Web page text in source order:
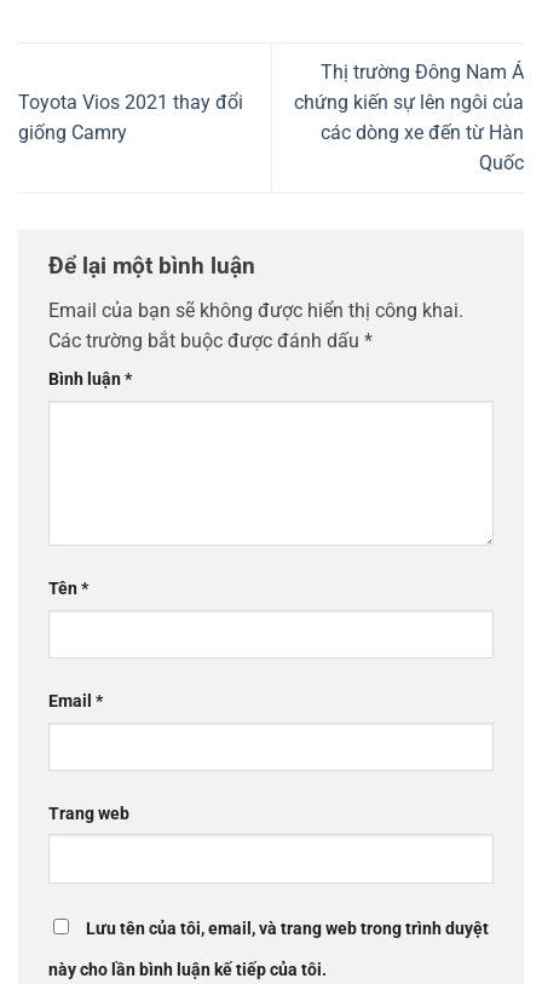
Toyota Vios 2021 thay đổi
giống Camry
Thị trường Đông Nam Á
chứng kiến sự lên ngôi của
các dòng xe đến từ Hàn
Quốc
Để lại một bình luận
Email của bạn sẽ không được hiển thị công khai.
Các trường bắt buộc được đánh dấu *
Bình luận*
Tên*
Email *
Trang web
Lưu tên của tôi, email, và trang web trong trình duyệt
này cho lần bình luận kế tiếp của tôi.